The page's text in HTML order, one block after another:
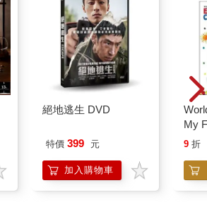
絕地逃生 DVD
特價 399 元
加入購物車
My
9 折